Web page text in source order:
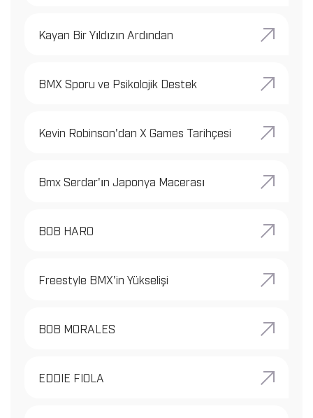
Kayan Bir Yıldızın Ardından
BMX Sporu ve Psikolojik Destek
Kevin Robinson'dan X Games Tarihçesi
Bmx Serdar'ın Japonya Macerası
BOB HARO
Freestyle BMX'in Yükselişi
BOB MORALES
EDDIE FIOLA